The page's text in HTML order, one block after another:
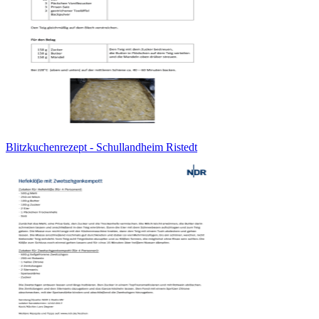
Blitzkuchenrezept - Schullandheim Ristedt